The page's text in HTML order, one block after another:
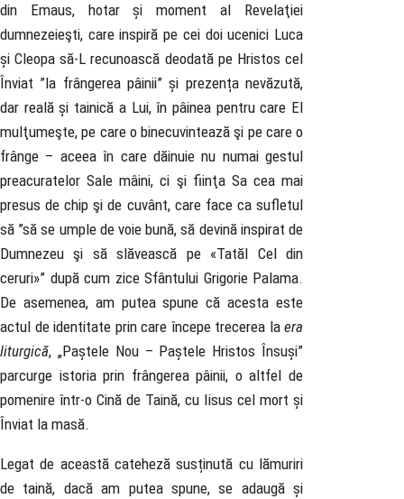
din Emaus, hotar și moment al Revelaţiei
dumnezeieşti, care inspiră pe cei doi ucenici Luca
și Cleopa să-L recunoască deodată pe Hristos cel
Înviat ”la frângerea pâinii” și prezența nevăzută,
dar reală și tainică a Lui, în pâinea pentru care El
mulţumeşte, pe care o binecuvintează şi pe care o
frânge – aceea în care dăinuie nu numai gestul
preacuratelor Sale mâini, ci şi fiinţa Sa cea mai
presus de chip şi de cuvânt, care face ca sufletul
să ”să se umple de voie bună, să devină inspirat de
Dumnezeu şi să slăvească pe «Tatăl Cel din
ceruri»” după cum zice Sfântului Grigorie Palama.
De asemenea, am putea spune că acesta este
actul de identitate prin care începe trecerea la era
liturgică, „Paștele Nou – Paștele Hristos Însuși”
parcurge istoria prin frângerea pâinii, o altfel de
pomenire într-o Cină de Taină, cu Iisus cel mort și
Înviat la masă.
Legat de această cateheză susținută cu lămuriri
de taină, dacă am putea spune, se adaugă și